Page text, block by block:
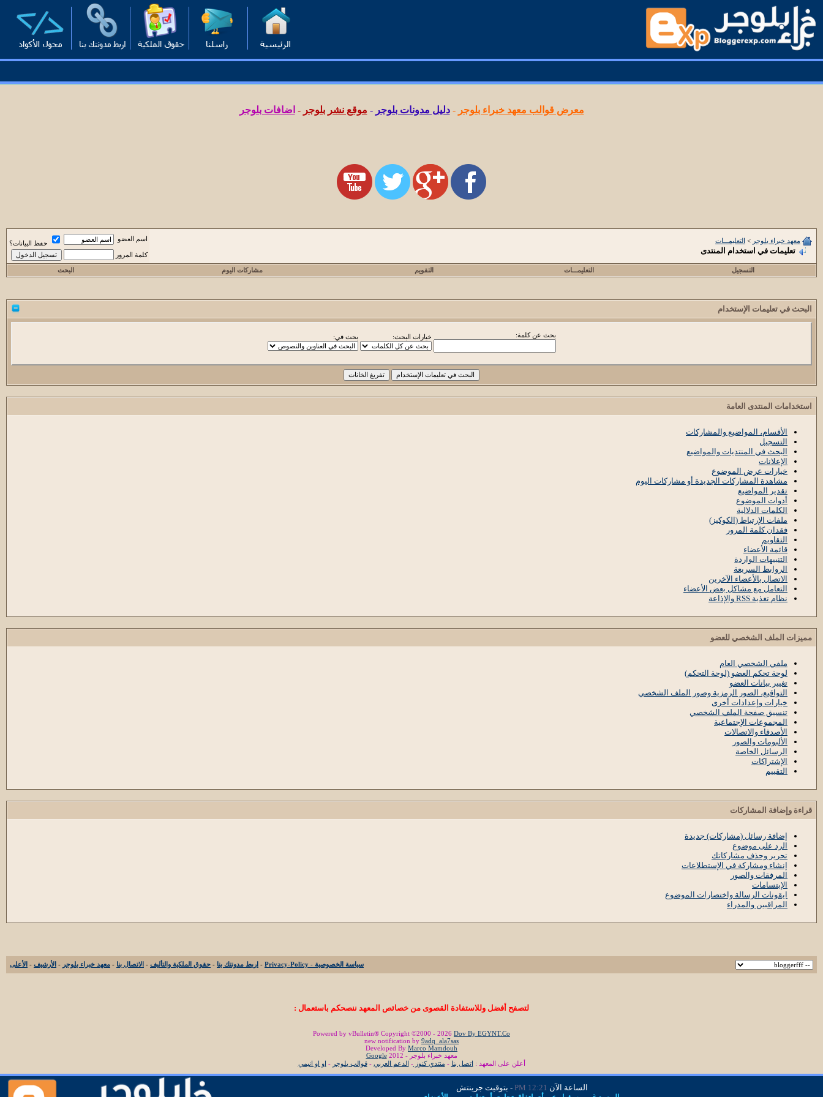
معرض قوالب معهد خبراء بلوجر -دليل مدونات بلوجر - موقع نشر بلوجر - اضافات بلوجر
معهد خبراء بلوجر > التعليمـــات
تعليمات في استخدام المنتدى
اسم العضو
حفظ البيانات؟
كلمة المرور
التسجيل التعليمـــات التقويم مشاركات اليوم البحث
البحث في تعليمات الإستخدام
بحث عن كلمة: خيارات البحث: بحث في:
استخدامات المنتدى العامة
الأقسام، المواضيع والمشاركات
التسجيل
البحث في المنتديات والمواضيع
الإعلانات
خيارات عرض الموضوع
مشاهدة المشاركات الجديدة أو مشاركات اليوم
تقدير المواضيع
أدوات الموضوع
الكلمات الدلالية
ملفات الإرتباط (الكوكيز)
فقدان كلمة المرور
التقاويم
قائمة الأعضاء
التنبيهات الواردة
الروابط السريعة
الاتصال بالأعضاء الآخرين
التعامل مع مشاكل بعض الأعضاء
نظام تغذية RSS والإذاعة
مميزات الملف الشخصي للعضو
ملفي الشخصي العام
لوحة تحكم العضو (لوحة التحكم)
تغيير بيانات العضو
التواقيع، الصور الرمزية وصور الملف الشخصي
خيارات وإعدادات أخرى
تنسيق صفحة الملف الشخصي
المجموعات الإجتماعية
الأصدقاء والاتصالات
الألبومات والصور
الرسائل الخاصة
الإشتراكات
التقييم
قراءة وإضافة المشاركات
إضافة رسائل (مشاركات) جديدة
الرد على موضوع
تحرير وحذف مشاركاتك
إنشاء ومشاركة في الإستطلاعات
المرفقات والصور
الإبتسامات
ايقونات الرسالة واختصارات الموضوع
المراقبين والمدراء
سياسة الخصوصية - Privacy-Policy - اربط مدونتك بنا - حقوق الملكية والتأليف - الاتصال بنا - معهد خبراء بلوجر - الأرشيف - الأعلى
لتصفح أفضل وللاستفادة القصوى من خصائص المعهد ننصحكم باستعمال :
Powered by vBulletin® Copyright ©2000 - 2026 Dov By EGYNT.Co
new notification by 9adq_ala7sas
Developed By Marco Mamdouh
معهد خبراء بلوجر - 2012
Google
أعلن على المعهد : اتصل بنا - منتدي كنوز- الدعم العربي -قوالب بلوجر - او او انيمي
الساعة الآن 12:21 PM
- بتوقيت جرينتش